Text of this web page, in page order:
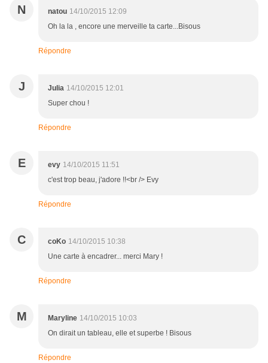
N natou 14/10/2015 12:09
Oh la la , encore une merveille ta carte...Bisous
Répondre
J Julia 14/10/2015 12:01
Super chou !
Répondre
E evy 14/10/2015 11:51
c'est trop beau, j'adore !!<br /> Evy
Répondre
C coKo 14/10/2015 10:38
Une carte à encadrer... merci Mary !
Répondre
M Maryline 14/10/2015 10:03
On dirait un tableau, elle et superbe ! Bisous
Répondre